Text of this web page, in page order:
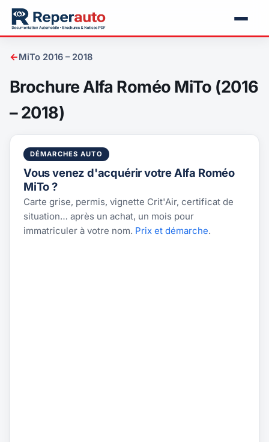
←MiTo 2016 – 2018
Brochure Alfa Roméo MiTo (2016
– 2018)
DÉMARCHES AUTO
Vous venez d'acquérir votre Alfa Roméo
MiTo ?
Carte grise, permis, vignette Crit'Air, certificat de
situation… après un achat, un mois pour
immatriculer à votre nom. Prix et démarche.